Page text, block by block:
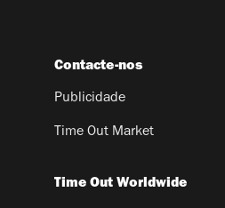
Contacte-nos
Publicidade
Time Out Market
Time Out Worldwide